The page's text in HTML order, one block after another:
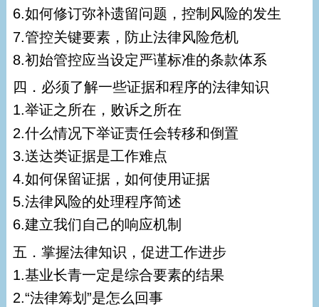
6.如何修订弥补遗留问题，控制风险的发生
7.管控关键要素，防止法律风险危机
8.初始管控应当设定严谨标准的条款体系
四．必须了解一些证据和程序的法律知识
1.举证之所在，败诉之所在
2.什么情况下举证责任会转移和倒置
3.送达类证据是工作难点
4.如何保留证据，如何使用证据
5.法律风险的处理程序简述
6.建立我们自己的响应机制
五．掌握法律知识，促进工作进步
1.基业长青一定是综合要素的结果
2.“法律筹划”是怎么回事